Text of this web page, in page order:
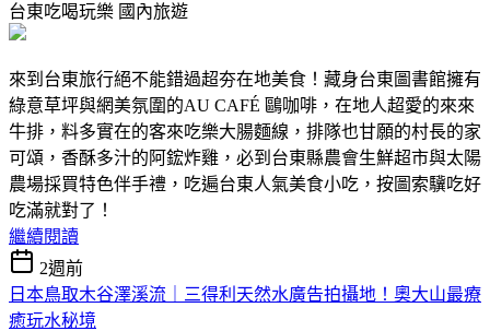
台東吃喝玩樂 國內旅遊
來到台東旅行絕不能錯過超夯在地美食！藏身台東圖書館擁有
綠意草坪與網美氛圍的AU CAFÉ 鷗咖啡，在地人超愛的來來
牛排，料多實在的客來吃樂大腸麵線，排隊也甘願的村長的家
可頌，香酥多汁的阿鋐炸雞，必到台東縣農會生鮮超市與太陽
農場採買特色伴手禮，吃遍台東人氣美食小吃，按圖索驥吃好
吃滿就對了！
繼續閱讀
2週前
日本鳥取木谷澤溪流｜三得利天然水廣告拍攝地！奧大山最療
癒玩水秘境